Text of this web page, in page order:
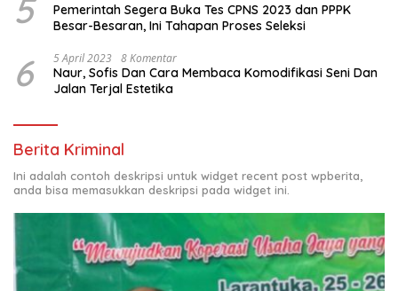
5
Pemerintah Segera Buka Tes CPNS 2023 dan PPPK
Besar-Besaran, Ini Tahapan Proses Seleksi
6 5 April 2023 8 Komentar
Naur, Sofis Dan Cara Membaca Komodifikasi Seni Dan
Jalan Terjal Estetika
Berita Kriminal
Ini adalah contoh deskripsi untuk widget recent post wpberita,
anda bisa memasukkan deskripsi pada widget ini.